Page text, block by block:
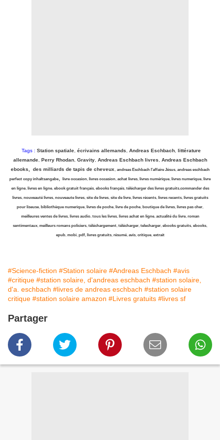
Tags : Station spatiale, écrivains allemands Andreas Eschbach, littérature
allemande, Perry Rhodan, Gravity, Andreas Eschbach livres
Andreas Eschbach
ebooks, des milliards de tapis de cheveux
andreas Eschbach l'affaire Jésus, andreas eschbach
perfect copy inhaltsangabe livre occasion, livres occasion, achat livres, livres numérique, livres numerique, livre
en ligne,livres en ligne, ebook gratuit français, ebooks français, télécharger des livres gratuits,commander des
livres, nouveauté livres, nouveaute livres, site de livres, site de livre, livres récents,livres recents, livres gratuits
pour liseuse, bibliothèque numerique, livres de poche, livre de poche, boutique de livres, livres pas cher,
meilleures ventes de livres, livres audio, tous les livres,livres achat en ligne,actualité du livre, roman
sentimentaux, meilleurs romans policiers, téléchargement, télécharger, telecharger, ebooks gratuits, ebooks,
epub, mobi, pdf, livres gratuits, résumé,avis,critique, extrait
#Science-fiction #Station solaire #Andreas Eschbach #avis
#critique #station solaire, d'andreas eschbach #station solaire,
d'a. eschbach #livres de andreas eschbach #station solaire
critique #station solaire amazon #Livres gratuits #livres sf
Partager